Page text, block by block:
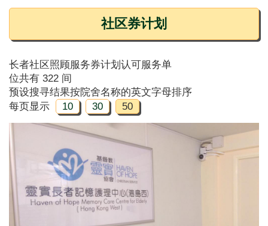
社区券计划
长者社区照顾服务券计划认可服务单
位共有 322 间
预设搜寻结果按院舍名称的英文字母排序
每页显示
10 30 50